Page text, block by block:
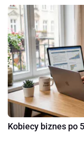
Kobiecy biznes po